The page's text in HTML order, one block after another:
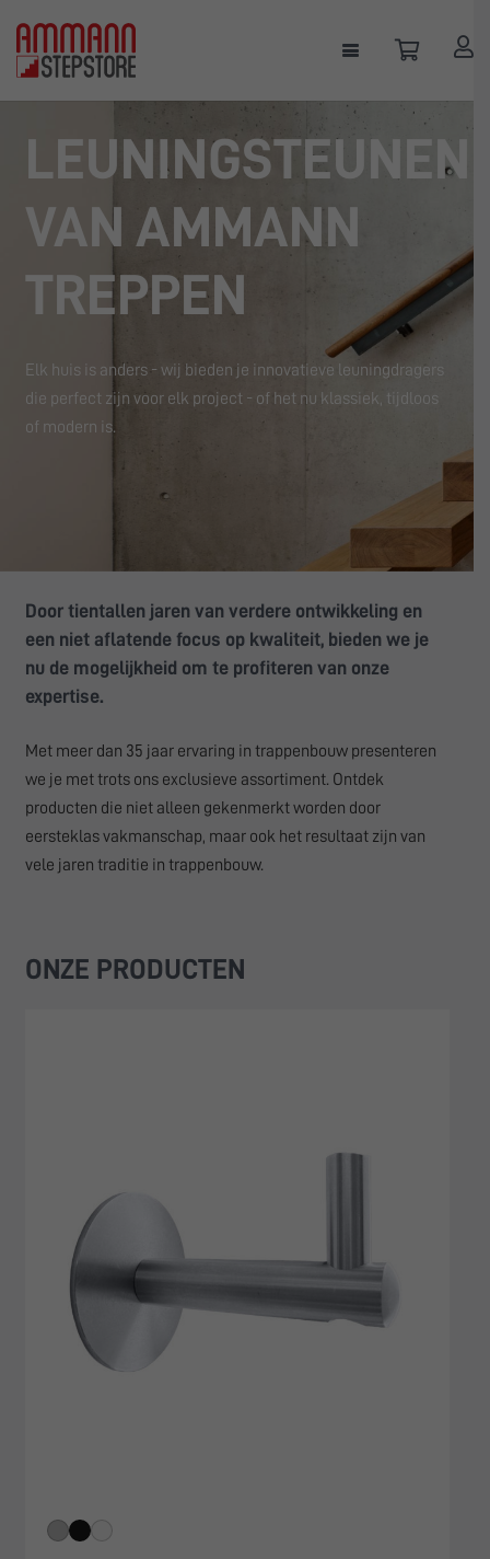
LEUNINGSTEUNEN
VAN AMMANN
TREPPEN
Elk huis is anders - wij bieden je innovatieve leuningdragers
die perfect zijn voor elk project - of het nu klassiek, tijdloos
of modern is.
Door tientallen jaren van verdere ontwikkeling en
een niet aflatende focus op kwaliteit, bieden we je
nu de mogelijkheid om te profiteren van onze
expertise.
Met meer dan 35 jaar ervaring in trappenbouw presenteren
we je met trots ons exclusieve assortiment. Ontdek
producten die niet alleen gekenmerkt worden door
eersteklas vakmanschap, maar ook het resultaat zijn van
vele jaren traditie in trappenbouw.
ONZE PRODUCTEN